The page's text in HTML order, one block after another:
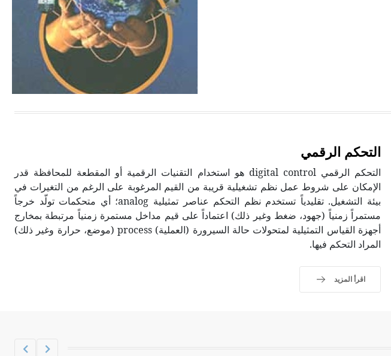
- هل تعلم أن المرجان إفراز حيواني
يتكون في البحر ويتركب من مادة
كربونات الكلسيوم، وهو أحمر أو شديد
الحمرة وهو أجود أنواعه، ويمتاز بكبر
الحجم ويسمى الش
التحكم الرقمي
التحكم الرقمي digital control هو استخدام التقنيات الرقمية أو المقطعة للمحافظة قدر
الإمكان على شروط عمل نظم تشغيلية قريبة من القيم المرغوبة على الرغم من التغيرات في
بيئة التشغيل. تقليدياً تستخدم نظم التحكم عناصر تمثيلية analog؛ أي متحكمات تولّد خرجاً
مستمراً زمنياً (جهود، ضغط وغير ذلك) اعتماداً على قيم مداخل مستمرة زمنياً مرتبطة بمخارج
أجهزة القياس التمثيلية لمتحولات حالة السيرورة (العملية) process (موضع، حرارة وغير ذلك)
المراد التحكم فيها.
اقرأ المزيد